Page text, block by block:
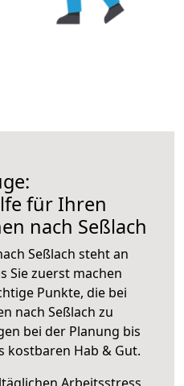
für Ihren
nach Seßlach
Seßlach steht an
Sie zuerst machen
Punkte, die bei
nach Seßlach zu
bei der Planung bis
kostbaren Hab & Gut.